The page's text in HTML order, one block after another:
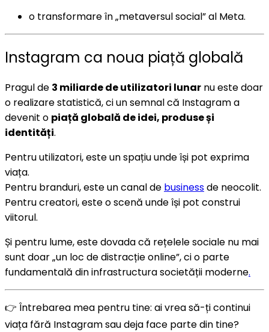
o transformare în „metaversul social” al Meta.
Instagram ca noua piață globală
Pragul de 3 miliarde de utilizatori lunar nu este doar
o realizare statistică, ci un semnal că Instagram a
devenit o piață globală de idei, produse și
identități.
Pentru utilizatori, este un spațiu unde își pot exprima
viața.
Pentru branduri, este un canal de businessde neocolit.
Pentru creatori, este o scenă unde își pot construi
viitorul.
Și pentru lume, este dovada că rețelele sociale nu mai
sunt doar „un loc de distracție online”, ci o parte
fundamentală din infrastructura societății moderne.
👉 Întrebarea mea pentru tine: ai vrea să-ți continui
viața fără Instagram sau deja face parte din tine?